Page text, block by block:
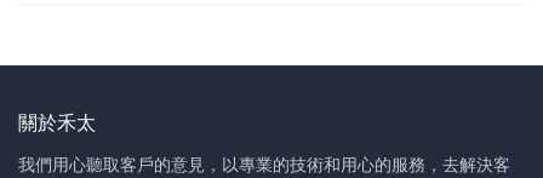
關於禾太
我們用心聽取客戶的意見，以專業的技術和用心的服務，去解決客